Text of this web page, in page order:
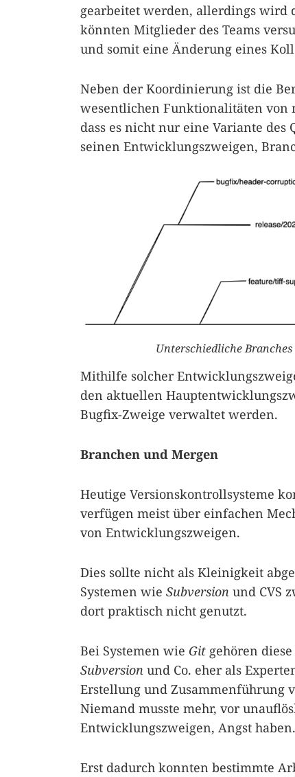
gearbeitet werden, allerdings wird
könnten Mitglieder des Teams
und somit eine Änderung eines
Neben der Koordinierung ist die
wesentlichen Funktionalitäten von
dass es nicht nur eine Variante
seinen Entwicklungszweigen,
Unterschiedliche
Mithilfe solcher
den aktuellen
Bugfix-Zweige verwaltet werden.
Branchen und Mergen
Heutige Versionskontrollsysteme
verfügen meist über einfachen
von Entwicklungszweigen.
Dies sollte nicht als Kleinigkeit
Systemen wie Subversion und CVS
dort praktisch nicht genutzt.
Bei Systemen wie Git gehören
Subversion und Co. eher als
Erstellung und Zusammenführung
Niemand musste mehr, vor
Entwicklungszweigen, Angst haben.
Erst dadurch konnten bestimmte